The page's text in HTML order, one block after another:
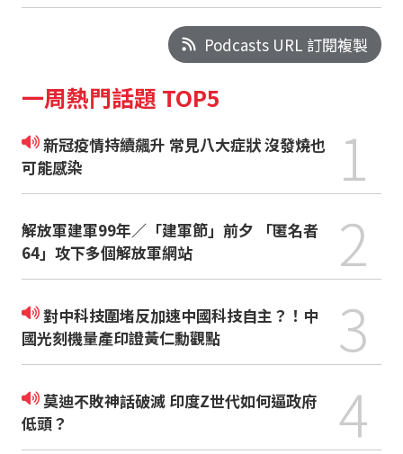
Podcasts URL 訂閱複製
一周熱門話題 TOP5
新冠疫情持續飆升 常見八大症狀 沒發燒也
可能感染
1
解放軍建軍99年／「建軍節」前夕 「匿名者
64」攻下多個解放軍網站
2
對中科技圍堵反加速中國科技自主？！中
國光刻機量產印證黃仁勳觀點
3
莫迪不敗神話破滅 印度Z世代如何逼政府
低頭？
4